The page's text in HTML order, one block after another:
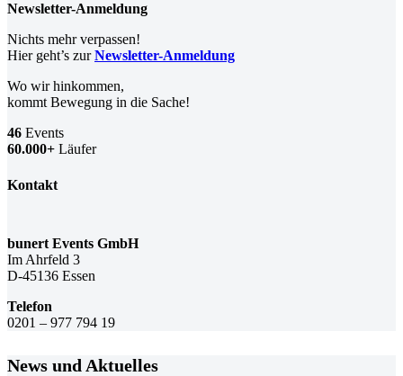
Newsletter-Anmeldung
Nichts mehr verpassen!
Hier geht’s zurNewsletter-Anmeldung
Wo wir hinkommen,
kommt Bewegung in die Sache!
46 Events
60.000+ Läufer
Kontakt
bunert Events GmbH
Im Ahrfeld 3
D-45136 Essen
Telefon
0201 – 977 794 19
News und Aktuelles